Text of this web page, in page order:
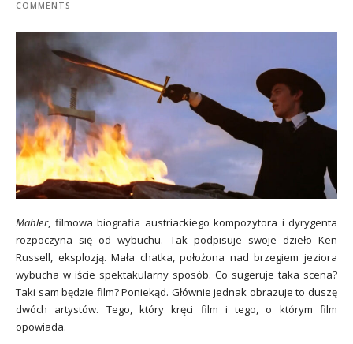
COMMENTS
Mahler, filmowa biografia austriackiego kompozytora i dyrygenta
rozpoczyna się od wybuchu. Tak podpisuje swoje dzieło Ken
Russell, eksplozją. Mała chatka, położona nad brzegiem jeziora
wybucha w iście spektakularny sposób. Co sugeruje taka scena?
Taki sam będzie film? Poniekąd. Głównie jednak obrazuje to duszę
dwóch artystów. Tego, który kręci film i tego, o którym film
opowiada.